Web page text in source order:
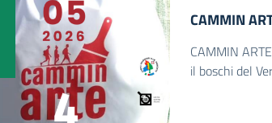
CAMMIN
CAMMIN
il boschi del